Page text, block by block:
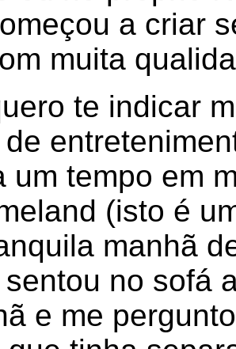
a criar
muita
te indicar
um tempo em
(isto é
manhã
no sofá
e me